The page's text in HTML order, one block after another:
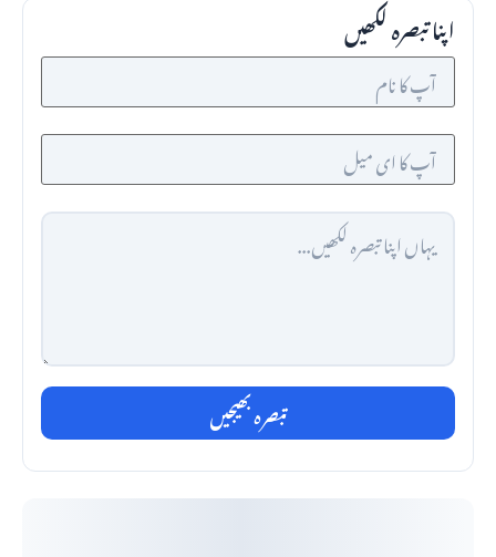
اپنا تبصرہ لکھیں
تبصرہ بھیجیں